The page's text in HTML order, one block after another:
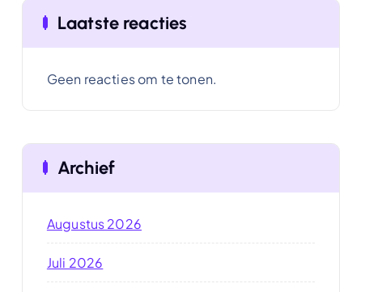
Laatste reacties
Geen reacties om te tonen.
Archief
Augustus 2026
Juli 2026